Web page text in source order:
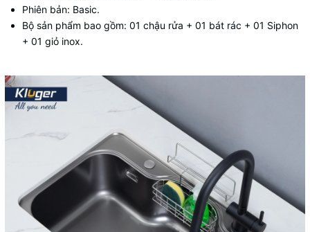
Phiên bản: Basic.
Bộ sản phẩm bao gồm: 01 chậu rửa + 01 bát rác + 01 Siphon
+ 01 giỏ inox.